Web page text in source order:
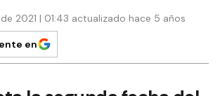
2021 | 01:43 actualizado hace 5 años
en